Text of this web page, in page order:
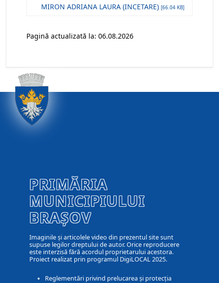
MIRON ADRIANA LAURA (INCETARE)[66.04 KB]
Pagină actualizată la: 06.08.2026
PRIMĂRIA
MUNICIPIULUI
BRAȘOV
Imaginile și articolele video din prezentul site sunt
supuse legilor dreptului de autor. Orice reproducere
este interzisă fără acordul proprietarului acestora.
Proiect realizat prin programul DigiLOCAL 2025.
Reglementări privind prelucarea și protecția